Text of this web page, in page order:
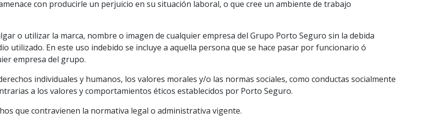
con producirle un perjuicio en su situación laboral, o que cree un ambiente de trabajo
o utilizar la marca, nombre o imagen de cualquier empresa del Grupo Porto Seguro sin la debida
utilizado. En este uso indebido se incluye a aquella persona que se hace pasar por funcionario ó
empresa del grupo.
individuales y humanos, los valores morales y/o las normas sociales, como conductas socialmente
a los valores y comportamientos éticos establecidos por Porto Seguro.
que contravienen la normativa legal o administrativa vigente.